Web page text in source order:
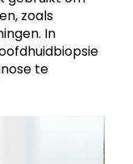
zoals
In
te